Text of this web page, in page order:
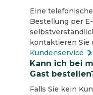
Eine
Bestellung per
kontaktieren Sie
Kundenservice
.
Kann ich bei
Gast
Falls Sie kein